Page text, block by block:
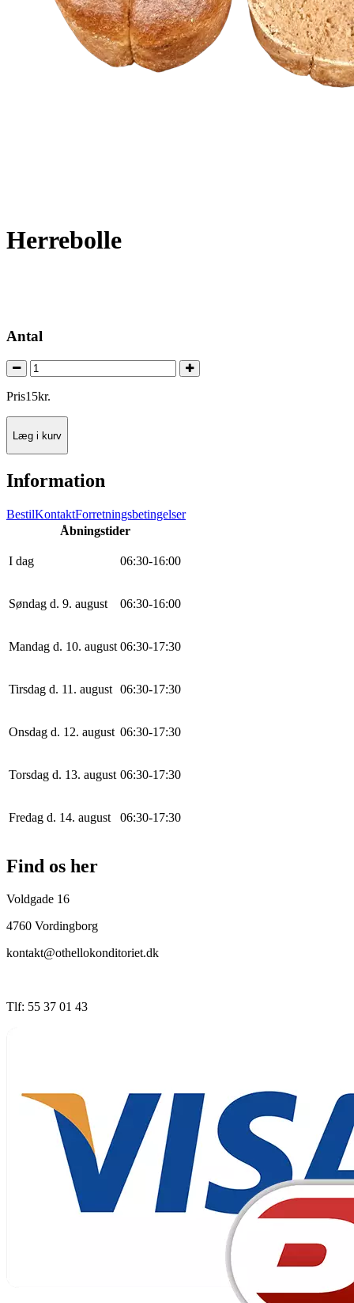
Herrebolle
Antal
Pris15kr.
Læg i kurv
Information
BestilKontaktForretningsbetingelser
Åbningstider
I dag 06:30-16:00
Søndag d. 9. august 06:30-16:00
Mandag d. 10. august 06:30-17:30
Tirsdag d. 11. august 06:30-17:30
Onsdag d. 12. august 06:30-17:30
Torsdag d. 13. august 06:30-17:30
Fredag d. 14. august 06:30-17:30
Find os her
Voldgade 16
4760 Vordingborg
kontakt@othellokonditoriet.dk
Tlf: 55 37 01 43